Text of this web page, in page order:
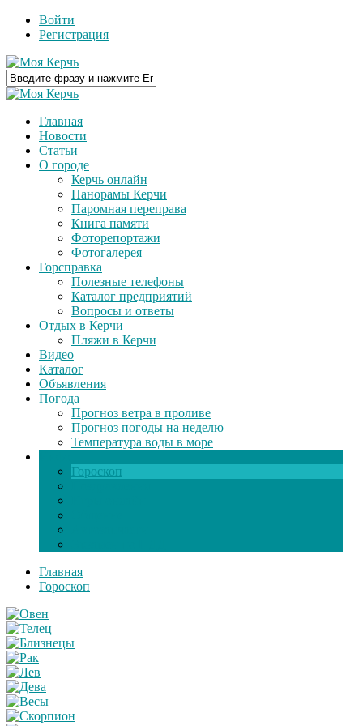
Войти
Регистрация
Главная
Новости
Статьи
О городе
Керчь онлайн
Панорамы Керчи
Паромная переправа
Книга памяти
Фоторепортажи
Фотогалерея
Горсправка
Полезные телефоны
Каталог предприятий
Вопросы и ответы
Отдых в Керчи
Пляжи в Керчи
Видео
Каталог
Объявления
Погода
Прогноз ветра в проливе
Прогноз погоды на неделю
Температура воды в море
Гороскоп
Главная
Гороскоп